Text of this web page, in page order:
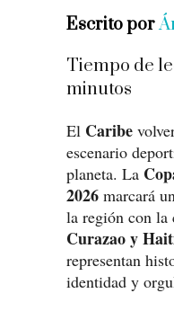
Escrito por
Tiempo de
minutos
El Caribe
escenario
planeta. La
2026 marcará
la región con la
Curazao y
representan
identidad y